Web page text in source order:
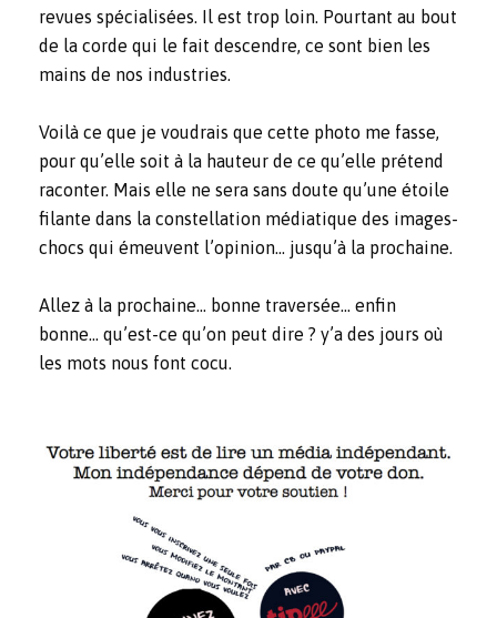
revues spécialisées. Il est trop loin. Pourtant au bout
de la corde qui le fait descendre, ce sont bien les
mains de nos industries.
Voilà ce que je voudrais que cette photo me fasse,
pour qu’elle soit à la hauteur de ce qu’elle prétend
raconter. Mais elle ne sera sans doute qu’une étoile
filante dans la constellation médiatique des images-
chocs qui émeuvent l’opinion… jusqu’à la prochaine.
Allez à la prochaine… bonne traversée… enfin
bonne… qu’est-ce qu’on peut dire ? y’a des jours où
les mots nous font cocu.